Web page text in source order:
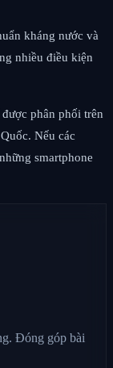
kháng nước và
nhiều điều kiện
phân phối trên
Nếu các
smartphone
Đóng góp bài